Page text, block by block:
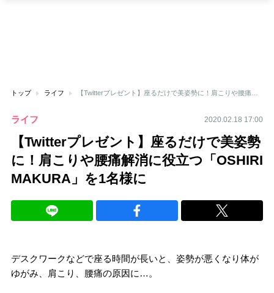
トップ ライフ
ライフ 2020.02.18 17:00
【Twitterプレゼント】座るだけで美姿勢
に！肩こりや腰痛解消に役立つ「OSHIRI
MAKURA」を1名様に
デスクワークなどで座る時間が長いと、姿勢が悪くなり体が
ゆがみ、肩こり、腰痛の原因に…。